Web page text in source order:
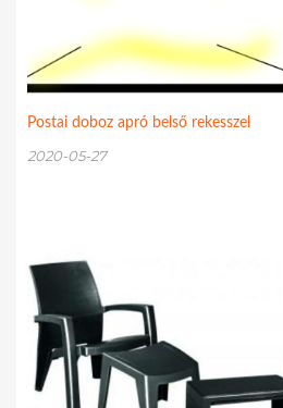
Postai doboz apró belső rekesszel
2020-05-27